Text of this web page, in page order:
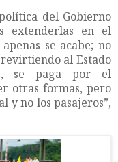
del Gobierno
extenderlas en el
se acabe; no
al Estado
se paga por el
otras formas, pero
y no los pasajeros”,